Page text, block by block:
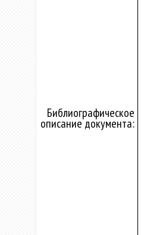
Библиографическое
описание документа: